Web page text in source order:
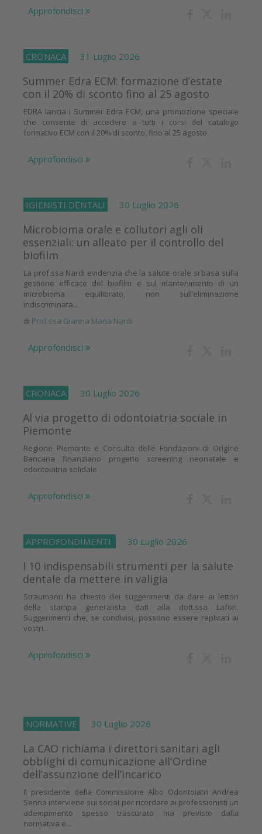
Approfondisci
CRONACA 31 Luglio 2026
Summer Edra ECM: formazione d’estate
con il 20% di sconto fino al 25 agosto
EDRA lancia i Summer Edra ECM, una promozione speciale
che consente di accedere a tutti i corsi del catalogo
formativo ECM con il 20% di sconto, fino al 25 agosto
Approfondisci
IGIENISTI DENTALI 30 Luglio 2026
Microbioma orale e collutori agli oli
essenziali: un alleato per il controllo del
biofilm
La prof.ssa Nardi evidenzia che la salute orale si basa sulla
gestione efficace del biofilm e sul mantenimento di un
microbioma equilibrato, non sull’eliminazione
indiscriminata...
di Prof.ssa Gianna Maria Nardi
Approfondisci
CRONACA 30 Luglio 2026
Al via progetto di odontoiatria sociale in
Piemonte
Regione Piemonte e Consulta delle Fondazioni di Origine
Bancaria finanziano progetto screening neonatale e
odontoiatria solidale
Approfondisci
APPROFONDIMENTI 30 Luglio 2026
I 10 indispensabili strumenti per la salute
dentale da mettere in valigia
Straumann ha chiesto dei suggerimenti da dare ai lettori
della stampa generalista dati alla dott.ssa Laforì.
Suggerimenti che, se condivisi, possono essere replicati ai
vostri...
Approfondisci
NORMATIVE 30 Luglio 2026
La CAO richiama i direttori sanitari agli
obblighi di comunicazione all'Ordine
dell’assunzione dell’incarico
Il presidente della Commissione Albo Odontoiatri Andrea
Senna interviene sui social per ricordare ai professionisti un
adempimento spesso trascurato ma previsto dalla
normativa e...